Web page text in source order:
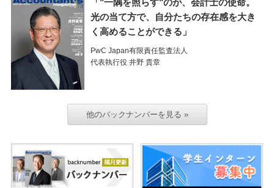
「"一隅を照らす"のが、会計士の使命。
光の当て方で、自分たちの存在感を大き
く高めることができる」
PwC Japan有限責任監査法人
代表執行役 井野 貴章
他のバックナンバーを見る »